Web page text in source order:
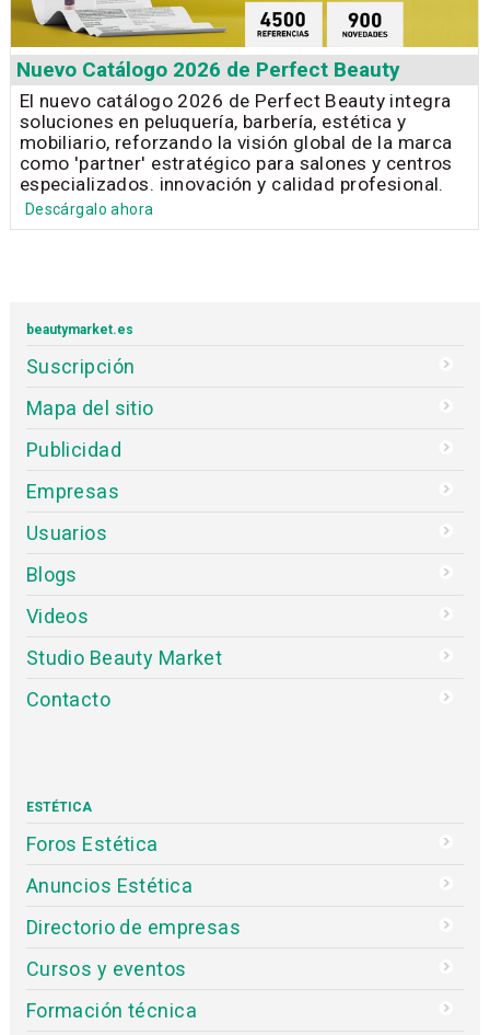
Nuevo Catálogo 2026 de Perfect Beauty
El nuevo catálogo 2026 de Perfect Beauty integra
soluciones en peluquería, barbería, estética y
mobiliario, reforzando la visión global de la marca
como 'partner' estratégico para salones y centros
especializados. innovación y calidad profesional.
Descárgalo ahora
beautymarket.es
Suscripción
Mapa del sitio
Publicidad
Empresas
Usuarios
Blogs
Videos
Studio Beauty Market
Contacto
ESTÉTICA
Foros Estética
Anuncios Estética
Directorio de empresas
Cursos y eventos
Formación técnica